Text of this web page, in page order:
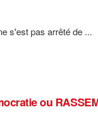
s'est pas arrêté de ...
ou